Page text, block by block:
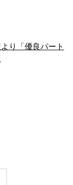
り「優良パート